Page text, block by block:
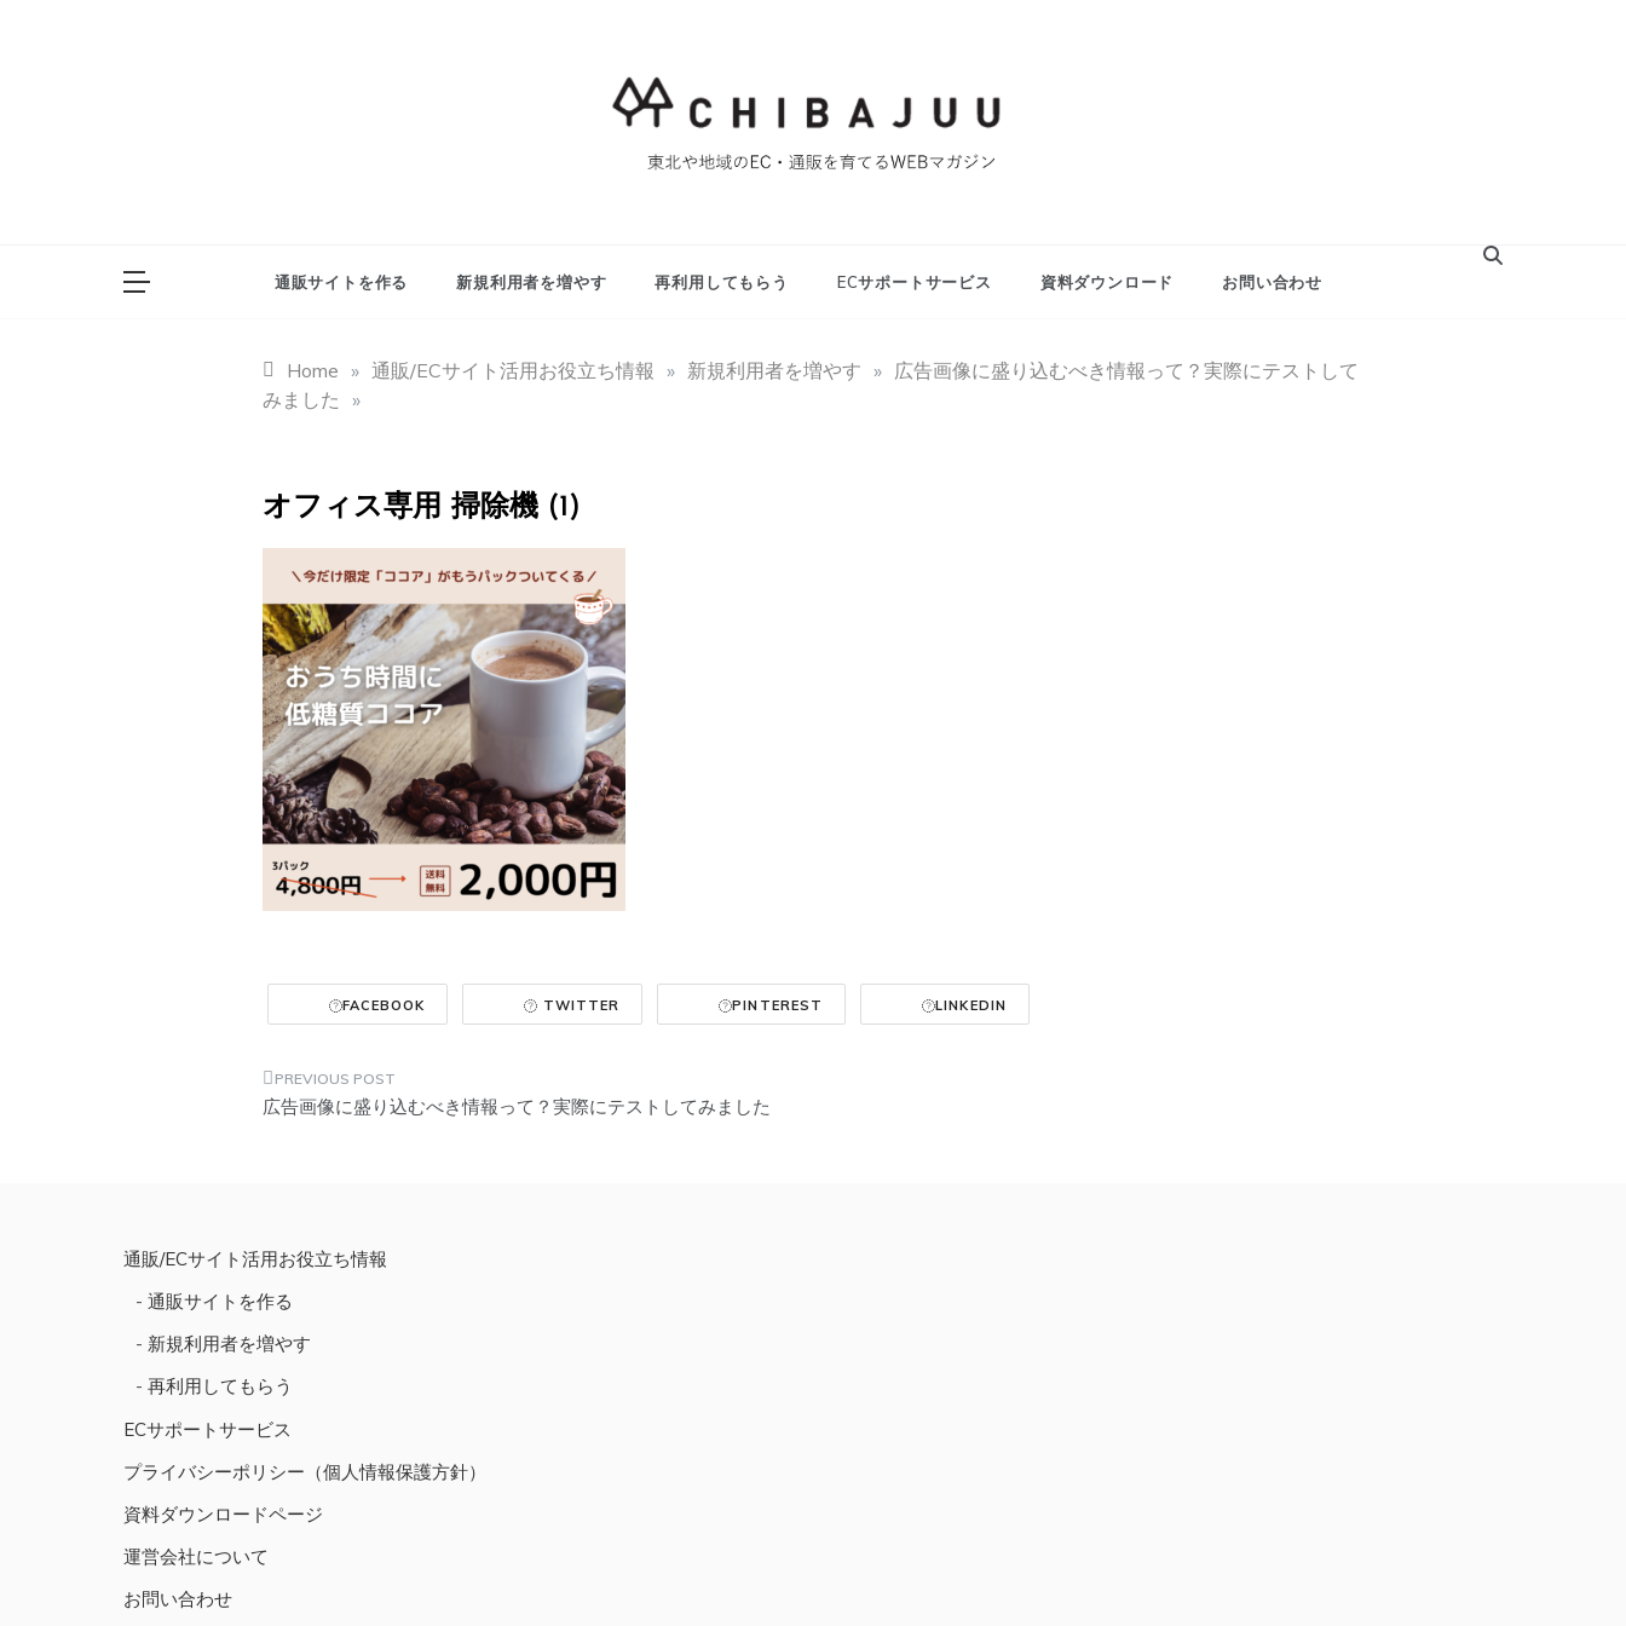
重ブログ
通販サイトを作る 新規利用者を増やす 再利用してもらう ECサポートサービス 資料ダウンロード お問い合わせ
Home » 通販/ECサイト活用お役立ち情報 » 新規利用者を増やす » 広告画像に盛り込むべき情報って？実際にテストして
みました »
オフィス専用 掃除機 (1)
FACEBOOK TWITTER PINTEREST LINKEDIN
投
ゲ
シ
ョ
ン
広告画像に盛り込むべき情報って？実際にテストしてみました
通販/ECサイト活用お役立ち情報
通販サイトを作る
新規利用者を増やす
再利用してもらう
ECサポートサービス
プライバシーポリシー（個人情報保護方針）
資料ダウンロードページ
運営会社について
お問い合わせ